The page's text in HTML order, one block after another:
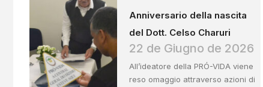
Anniversario della nascita
del Dott. Celso Charuri
22 de Giugno de 2026
All’ideatore della PRÓ-VIDA viene
reso omaggio attraverso azioni di